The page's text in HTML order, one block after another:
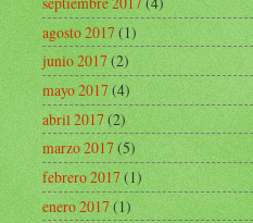
agosto 2017(1)
junio 2017(2)
mayo 2017(4)
abril 2017(2)
marzo 2017(5)
febrero 2017(1)
enero 2017(1)